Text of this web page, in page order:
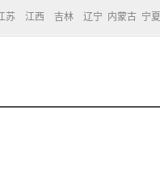
苏 江西 吉林 辽宁 内蒙古 宁夏